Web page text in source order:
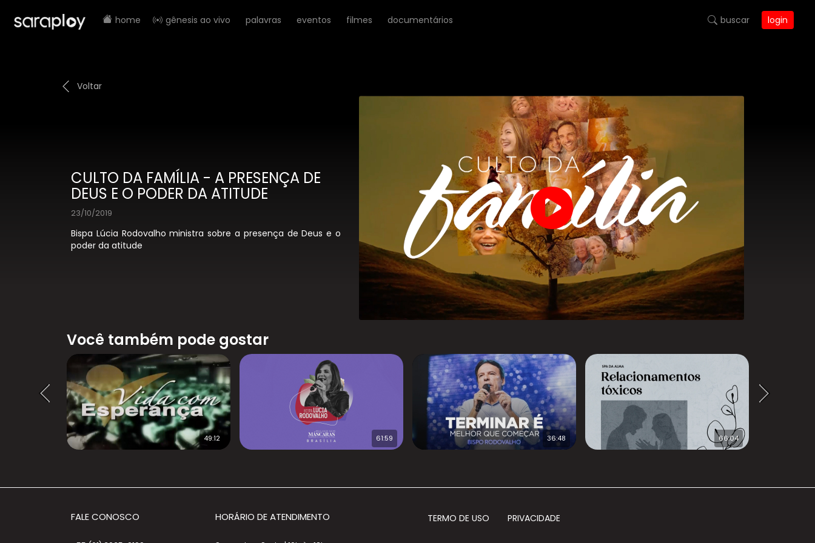
home gênesis ao vivo palavras eventos filmes documentários buscar login
Voltar
CULTO DA FAMÍLIA - A PRESENÇA DE
DEUS E O PODER DA ATITUDE
23/10/2019
Bispa Lúcia Rodovalho ministra sobre a presença de Deus e o
poder da atitude
Você também pode gostar
49:12 61:59 36:48 66:04
FALE CONOSCO HORÁRIO DE ATENDIMENTO TERMO DE USO PRIVACIDADE